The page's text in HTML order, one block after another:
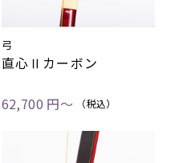
弓
直心Ⅱカーボン
62,700 円～ （税込）